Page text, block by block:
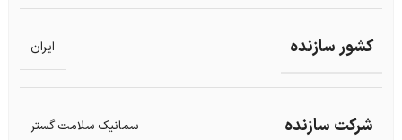
کشور سازنده ایران
شرکت سازنده سمانیک سلامت گستر